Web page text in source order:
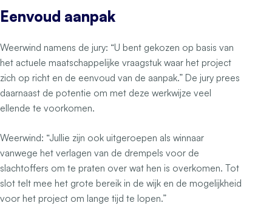
Eenvoud aanpak
Weerwind namens de jury: “U bent gekozen op basis van
het actuele maatschappelijke vraagstuk waar het project
zich op richt en de eenvoud van de aanpak.” De jury prees
daarnaast de potentie om met deze werkwijze veel
ellende te voorkomen.
Weerwind: “Jullie zijn ook uitgeroepen als winnaar
vanwege het verlagen van de drempels voor de
slachtoffers om te praten over wat hen is overkomen. Tot
slot telt mee het grote bereik in de wijk en de mogelijkheid
voor het project om lange tijd te lopen.”